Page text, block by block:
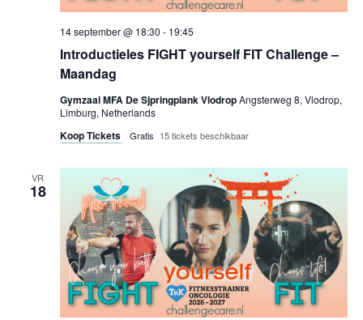
Introductieles FIGHT yourself FIT Challenge –
Maandag
14 september @ 18:30 - 19:45
Gymzaal MFA De Sjpringplank VlodropAngsterweg 8, Vlodrop,
Limburg, Netherlands
Koop Tickets Gratis 15 tickets beschikbaar
VR
18